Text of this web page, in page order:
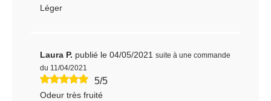
Léger
Laura P. publié le 04/05/2021 suite à une commande
du 11/04/2021
5/5
Odeur très fruité